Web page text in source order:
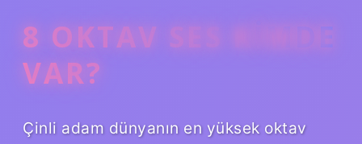
8 OKTAV SES KIMDE
VAR?
Çinli adam dünyanın en yüksek oktav